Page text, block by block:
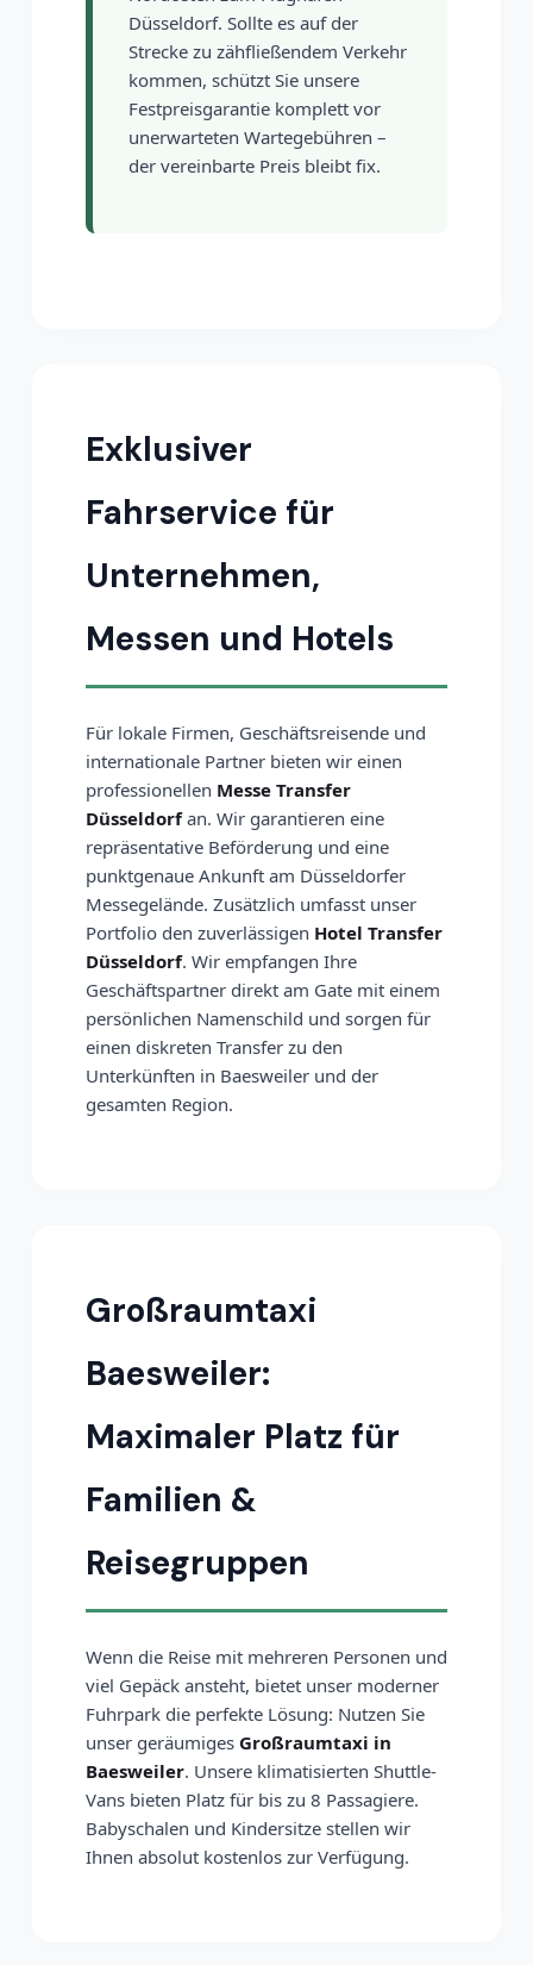
Düsseldorf. Sollte es auf der
Strecke zu zähfließendem Verkehr
kommen, schützt Sie unsere
Festpreisgarantie komplett vor
unerwarteten Wartegebühren –
der vereinbarte Preis bleibt fix.
Exklusiver
Fahrservice für
Unternehmen,
Messen und Hotels
Für lokale Firmen, Geschäftsreisende und
internationale Partner bieten wir einen
professionellen Messe Transfer
Düsseldorfan. Wir garantieren eine
repräsentative Beförderung und eine
punktgenaue Ankunft am Düsseldorfer
Messegelände. Zusätzlich umfasst unser
Portfolio den zuverlässigen Hotel Transfer
Düsseldorf. Wir empfangen Ihre
Geschäftspartner direkt am Gate mit einem
persönlichen Namenschild und sorgen für
einen diskreten Transfer zu den
Unterkünften in Baesweiler und der
gesamten Region.
Großraumtaxi
Baesweiler:
Maximaler Platz für
Familien &
Reisegruppen
Wenn die Reise mit mehreren Personen und
viel Gepäck ansteht, bietet unser moderner
Fuhrpark die perfekte Lösung: Nutzen Sie
unser geräumiges Großraumtaxi in
Baesweiler. Unsere klimatisierten Shuttle-
Vans bieten Platz für bis zu 8 Passagiere.
Babyschalen und Kindersitze stellen wir
Ihnen absolut kostenlos zur Verfügung.